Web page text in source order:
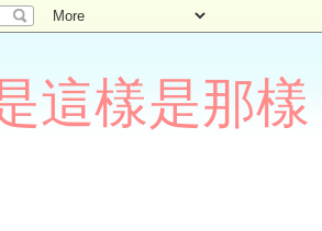
這樣是那樣